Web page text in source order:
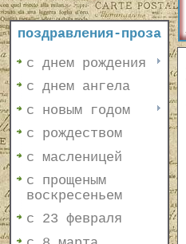
поздравления-проза
с днем рождения
с днем ангела
с новым годом
с рождеством
с масленицей
с прощеным
воскресеньем
с 23 февраля